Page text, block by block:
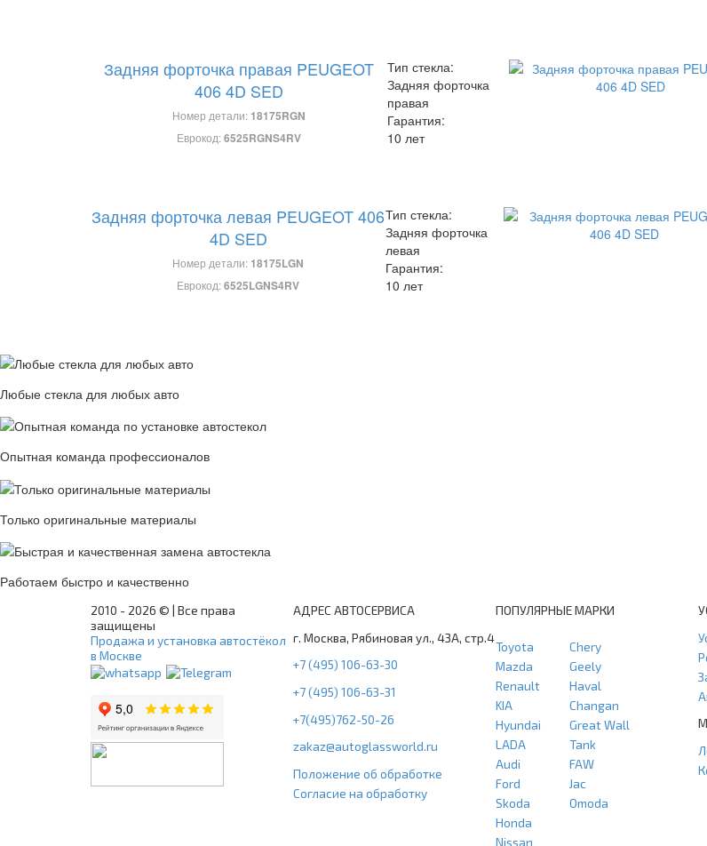
Задняя форточка правая PEUGEOT
406 4D SED
Номер детали: 18175RGN
Еврокод:6525RGNS4RV
Тип стекла:
Задняя форточка
правая
Гарантия:
10 лет
Задняя форточка левая PEUGEOT 406
4D SED
Номер детали: 18175LGN
Еврокод:6525LGNS4RV
Тип стекла:
Задняя форточка
левая
Гарантия:
10 лет
Любые стекла для любых авто
Опытная команда профессионалов
Только оригинальные материалы
Работаем быстро и качественно
2010 - 2026 © | Все права
защищены
Продажа и установка автостёкол
в Москве
АДРЕС АВТОСЕРВИСА
г. Москва, Рябиновая ул., 43А, стр.4
+7 (495) 106-63-30
+7 (495) 106-63-31
+7(495)762-50-26
zakaz@autoglassworld.ru
Положение об обработке
Согласие на обработку
ПОПУЛЯРНЫЕ МАРКИ
Toyota
Mazda
Renault
KIA
Hyundai
LADA
Audi
Ford
Skoda
Honda
Nissan
Chery
Geely
Haval
Changan
Great Wall
Tank
FAW
Jac
Omoda